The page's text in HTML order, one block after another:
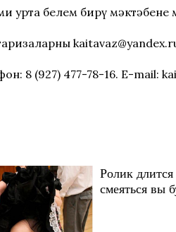
урта белем бирү
8 (927) 477-78-16. E-mail:
Ролик длится
смеяться вы